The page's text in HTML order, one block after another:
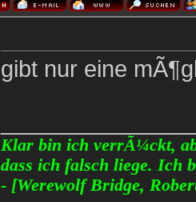
gibt nur eine
Klar bin ich verrÃ¼ckt,
dass ich falsch liege. Ich
- [Werewolf Bridge,